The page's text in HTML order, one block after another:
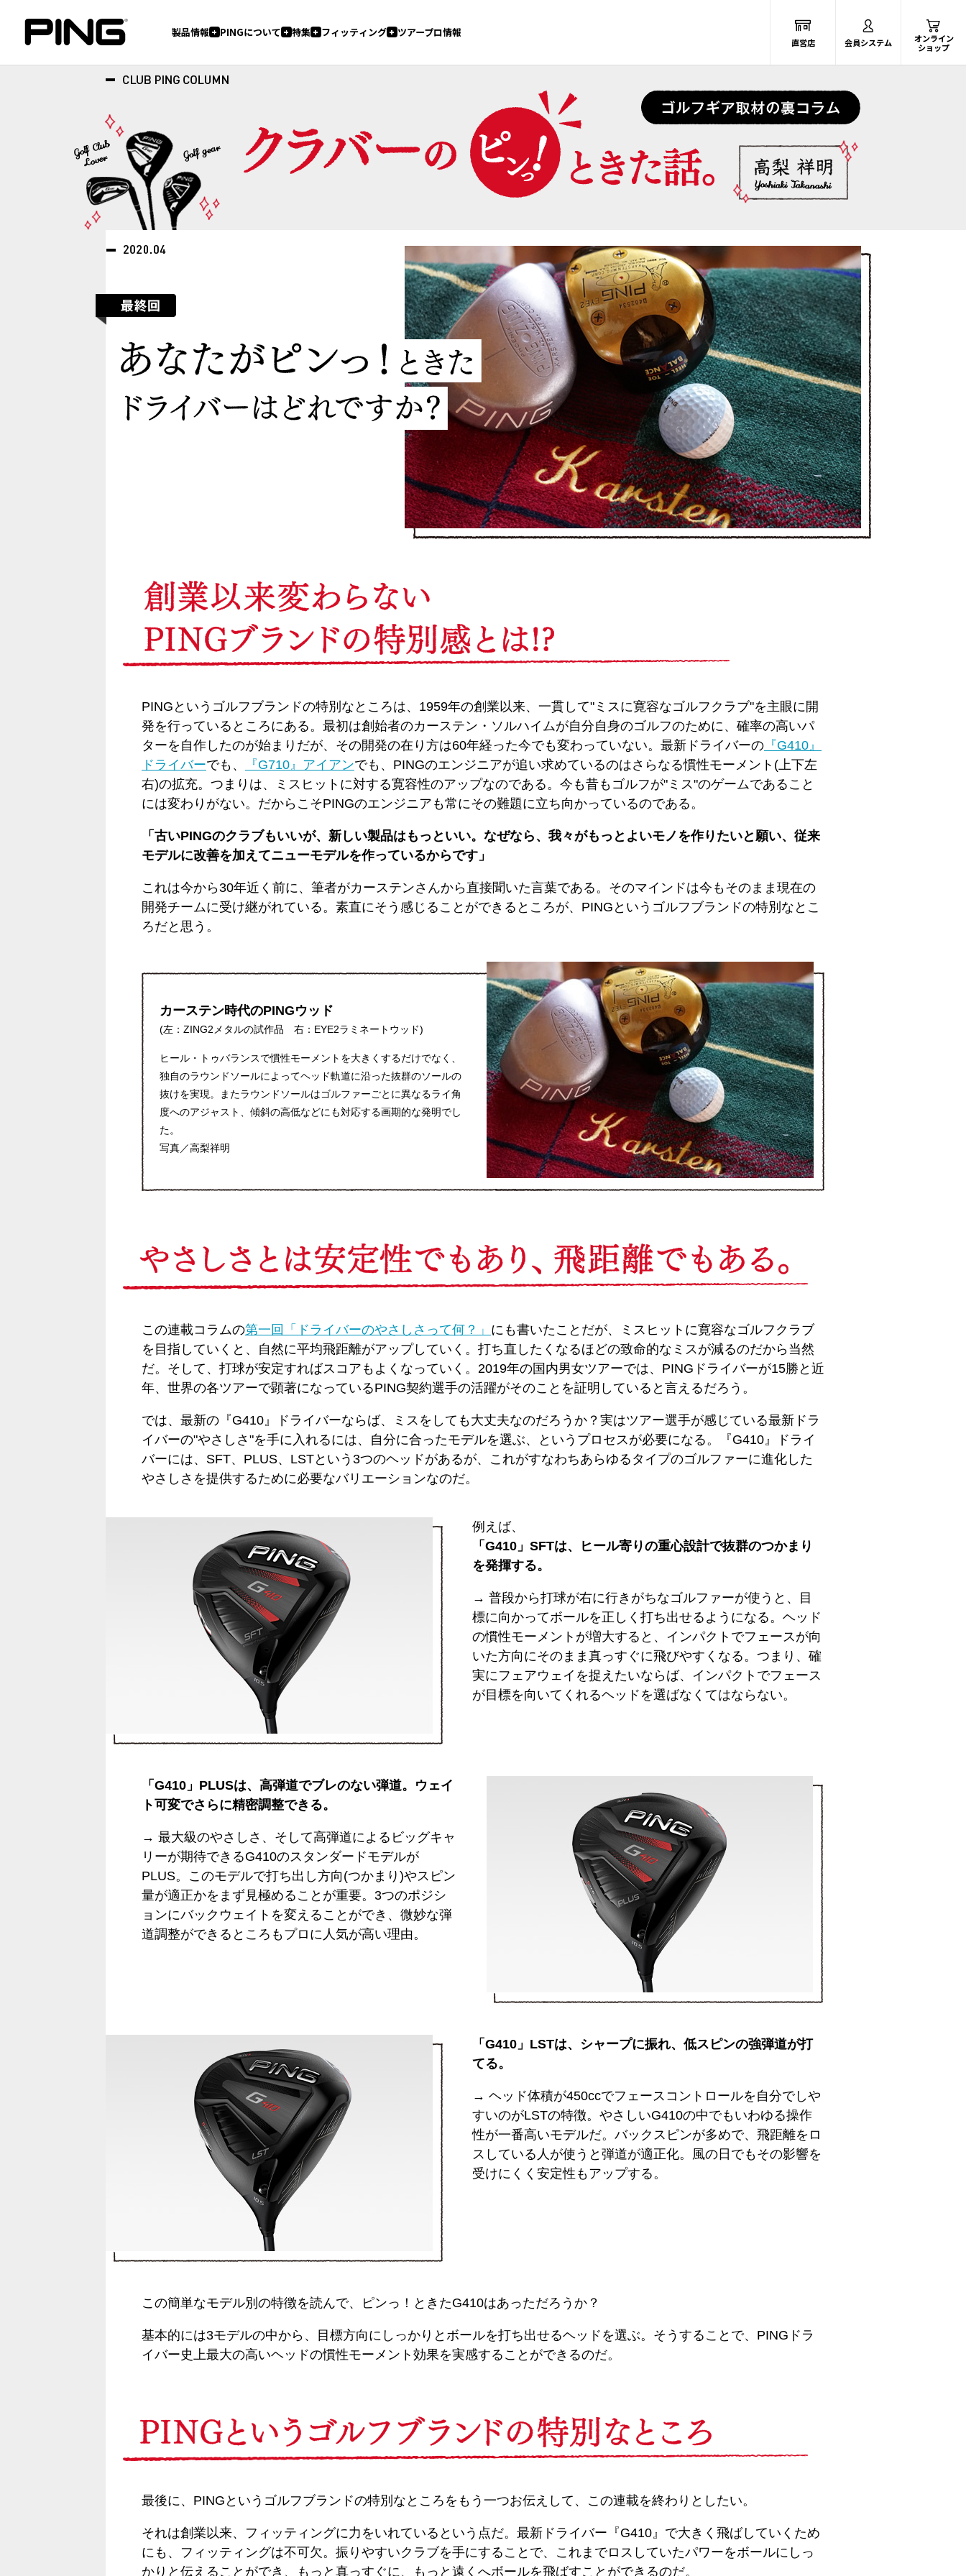
製品情報
フェアウェイウッド
ハイブリッド
ジュニア
シャフト&グリップ
アクセサリー
アパレル
G440 K HL G440 HL
3つの哲学 ヒストリー パターの誕生秘話 お知らせ
PINGジャーナル ツアー情報 製品コラム フィッターブログ イベント
フィッティングとは 私たちのこだわり 試打・フィッティングイベント情報 フィッティングスタジオ（直営店） 認定フィッター在籍店
コンセプトショップ
PINGというゴルフブランドの特別なところは、1959年の創業以来、一貫して"ミスに寛容なゴルフクラブ"を主眼に開
発を行っているところにある。最初は創始者のカーステン・ソルハイムが自分自身のゴルフのために、確率の高いパ
ターを自作したのが始まりだが、その開発の在り方は60年経った今でも変わっていない。最新ドライバーの 『G410』
ドライバーでも、 『G710』アイアンでも、PINGのエンジニアが追い求めているのはさらなる慣性モーメント(上下左
右)の拡充。つまりは、ミスヒットに対する寛容性のアップなのである。今も昔もゴルフが"ミス"のゲームであること
には変わりがない。だからこそPINGのエンジニアも常にその難題に立ち向かっているのである。
「古いPINGのクラブもいいが、新しい製品はもっといい。なぜなら、我々がもっとよいモノを作りたいと願い、従来
モデルに改善を加えてニューモデルを作っているからです」
これは今から30年近く前に、筆者がカーステンさんから直接聞いた言葉である。そのマインドは今もそのまま現在の
開発チームに受け継がれている。素直にそう感じることができるところが、PINGというゴルフブランドの特別なとこ
ろだと思う。
カーステン時代のPINGウッド
(左：ZING2メタルの試作品 右：EYE2ラミネートウッド)
ヒール・トゥバランスで慣性モーメントを大きくするだけでなく、
独自のラウンドソールによってヘッド軌道に沿った抜群のソールの
抜けを実現。またラウンドソールはゴルファーごとに異なるライ角
度へのアジャスト、傾斜の高低などにも対応する画期的な発明でし
た。
写真／高梨祥明
この連載コラムの第一回「ドライバーのやさしさって何？」 にも書いたことだが、ミスヒットに寛容なゴルフクラブ
を目指していくと、自然に平均飛距離がアップしていく。打ち直したくなるほどの致命的なミスが減るのだから当然
だ。そして、打球が安定すればスコアもよくなっていく。2019年の国内男女ツアーでは、PINGドライバーが15勝と近
年、世界の各ツアーで顕著になっているPING契約選手の活躍がそのことを証明していると言えるだろう。
では、最新の『G410』ドライバーならば、ミスをしても大丈夫なのだろうか？実はツアー選手が感じている最新ドラ
イバーの"やさしさ"を手に入れるには、自分に合ったモデルを選ぶ、というプロセスが必要になる。『G410』ドライ
バーには、SFT、PLUS、LSTという3つのヘッドがあるが、これがすなわちあらゆるタイプのゴルファーに進化した
やさしさを提供するために必要なバリエーションなのだ。
例えば、
「G410」SFTは、ヒール寄りの重心設計で抜群のつかまり
を発揮する。
→ 普段から打球が右に行きがちなゴルファーが使うと、目
標に向かってボールを正しく打ち出せるようになる。ヘッド
の慣性モーメントが増大すると、インパクトでフェースが向
いた方向にそのまま真っすぐに飛びやすくなる。つまり、確
実にフェアウェイを捉えたいならば、インパクトでフェース
が目標を向いてくれるヘッドを選ばなくてはならない。
「G410」PLUSは、高弾道でブレのない弾道。ウェイ
ト可変でさらに精密調整できる。
→ 最大級のやさしさ、そして高弾道によるビッグキャ
リーが期待できるG410のスタンダードモデルが
PLUS。このモデルで打ち出し方向(つかまり)やスピン
量が適正かをまず見極めることが重要。3つのポジシ
ョンにバックウェイトを変えることができ、微妙な弾
道調整ができるところもプロに人気が高い理由。
「G410」LSTは、シャープに振れ、低スピンの強弾道が打
てる。
→ ヘッド体積が450ccでフェースコントロールを自分でしや
すいのがLSTの特徴。やさしいG410の中でもいわゆる操作
性が一番高いモデルだ。バックスピンが多めで、飛距離をロ
スしている人が使うと弾道が適正化。風の日でもその影響を
受けにくく安定性もアップする。
この簡単なモデル別の特徴を読んで、ピンっ！ときたG410はあっただろうか？
基本的には3モデルの中から、目標方向にしっかりとボールを打ち出せるヘッドを選ぶ。そうすることで、PINGドラ
イバー史上最大の高いヘッドの慣性モーメント効果を実感することができるのだ。
最後に、PINGというゴルフブランドの特別なところをもう一つお伝えして、この連載を終わりとしたい。
それは創業以来、フィッティングに力をいれているという点だ。最新ドライバー『G410』で大きく飛ばしていくため
にも、フィッティングは不可欠。振りやすいクラブを手にすることで、これまでロスしていたパワーをボールにしっ
かりと伝えることができ、もっと真っすぐに、もっと遠くへボールを飛ばすことができるのだ。